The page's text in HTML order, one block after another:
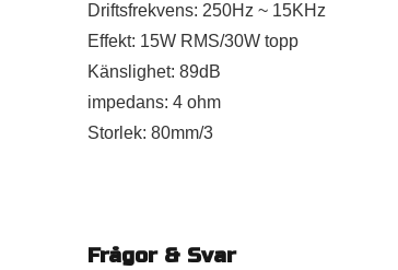
Driftsfrekvens: 250Hz ~ 15KHz
Effekt: 15W RMS/30W topp
Känslighet: 89dB
impedans: 4 ohm
Storlek: 80mm/3
Frågor & Svar